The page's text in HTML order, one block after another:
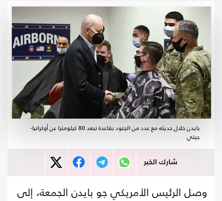
بايدن خلال حديثه مع عدد من الجنود بقاعدة تبعد 80 كيلومترا عن أوكرانيا-
جيتي
شارك الخبر
وصل الرئيس الأمريكي جو بايدن الجمعة، إلى